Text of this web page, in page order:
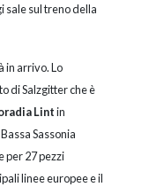
sale sul treno della
in arrivo. Lo
di Salzgitter che è
Lintin
Sassonia
per 27 pezzi
linee europee e il